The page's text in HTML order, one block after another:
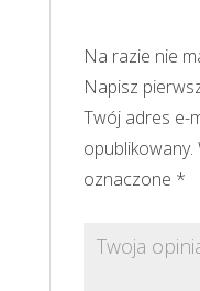
Na razie nie
Napisz
Twój adres e-
opublikowany.
oznaczone *